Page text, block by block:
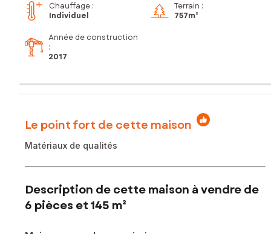
Chauffage :
Individuel
Terrain :
757m²
Année de construction
:
2017
Le point fort de cette maison
Matériaux de qualités
Description de cette maison à vendre de
6 pièces et 145 m²